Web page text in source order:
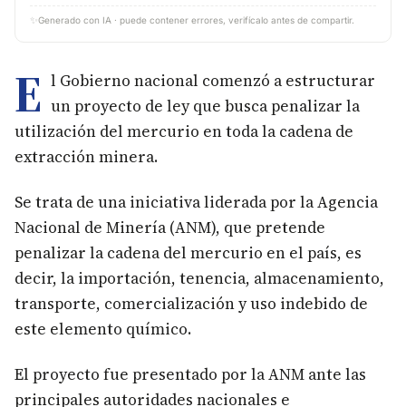
✨ Generado con IA · puede contener errores, verifícalo antes de compartir.
E l Gobierno nacional comenzó a estructurar
un proyecto de ley que busca penalizar la
utilización del mercurio en toda la cadena de
extracción minera.
Se trata de una iniciativa liderada por la Agencia
Nacional de Minería (ANM), que pretende
penalizar la cadena del mercurio en el país, es
decir, la importación, tenencia, almacenamiento,
transporte, comercialización y uso indebido de
este elemento químico.
El proyecto fue presentado por la ANM ante las
principales autoridades nacionales e